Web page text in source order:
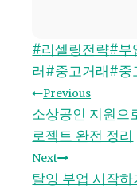
Post
Tags:
#리셀링전략#부
러#중고거래#중
글
탐
색
Previous
소상공인 지원으
로젝트 완전 정리
Next
탈잉 부업 시작